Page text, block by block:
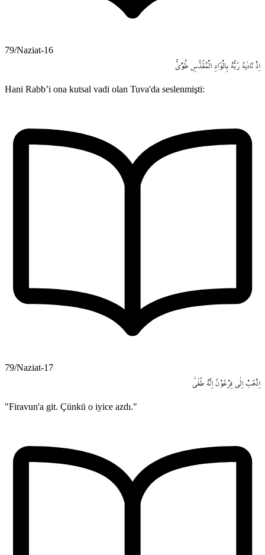
79/Naziat-16
اِذْ نَادٰيهُ رَبُّهُ بِالْوَادِ الْمُقَدَّسِ طُوًىۚ
Hani Rabb’i ona kutsal vadi olan Tuva'da seslenmişti:
79/Naziat-17
اِذْهَبْ اِلٰى فِرْعَوْنَ اِنَّهُ طَغٰىۘ
"Firavun'a git. Çünkü o iyice azdı."